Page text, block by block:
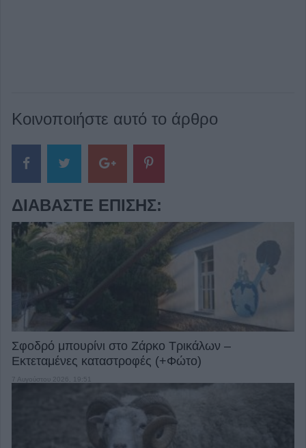
Κοινοποιήστε αυτό το άρθρο
ΔΙΑΒΆΣΤΕ ΕΠΊΣΗΣ:
Σφοδρό μπουρίνι στο Ζάρκο Τρικάλων –
Εκτεταμένες καταστροφές (+Φώτο)
7 Αυγούστου 2026, 19:51